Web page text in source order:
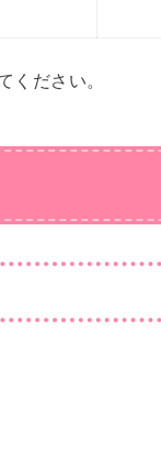
ください。